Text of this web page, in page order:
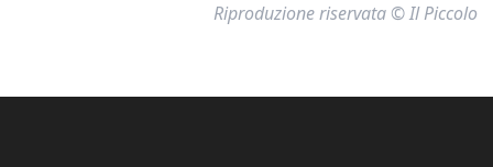
Riproduzione riservata © Il Piccolo